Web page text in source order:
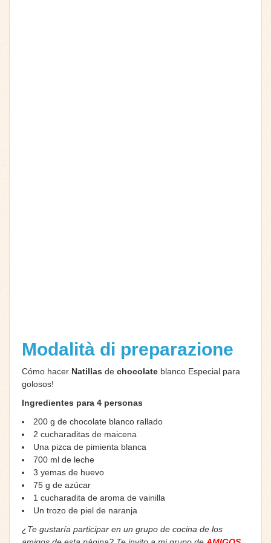
Modalità di preparazione
Cómo hacer Natillas de chocolate blanco Especial para
golosos!
Ingredientes para 4 personas
200 g de chocolate blanco rallado
2 cucharaditas de maicena
Una pizca de pimienta blanca
700 ml de leche
3 yemas de huevo
75 g de azúcar
1 cucharadita de aroma de vainilla
Un trozo de piel de naranja
¿Te gustaría participar en un grupo de cocina de los